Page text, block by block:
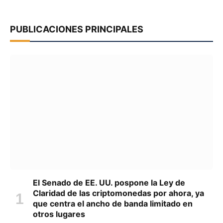
PUBLICACIONES PRINCIPALES
El Senado de EE. UU. pospone la Ley de
Claridad de las criptomonedas por ahora, ya
que centra el ancho de banda limitado en
otros lugares